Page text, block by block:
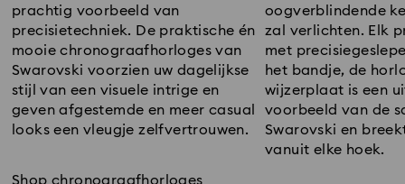
prachtig voorbeeld van
precisietechniek. De praktische én
mooie chronograafhorloges van
Swarovski voorzien uw dagelijkse
stijl van een visuele intrige en
geven afgestemde en meer casual
looks een vleugje zelfvertrouwen.
Shop chronograafhorloges
oogverblindende
zal verlichten. Elk
met
het bandje, de
wijzerplaat is een
voorbeeld van de
Swarovski en
vanuit elke hoek.